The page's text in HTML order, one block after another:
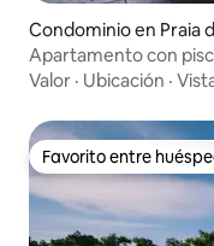
Condominio en Praia
Apartamento con
Valor · Ubicación ·
Favorito entre
Favorito entre